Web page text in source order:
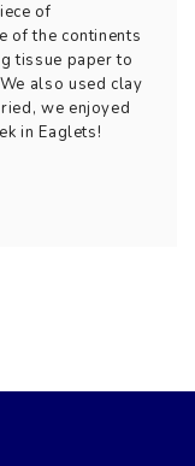
of
of the continents
tissue paper to
also used clay
we enjoyed
in Eaglets!